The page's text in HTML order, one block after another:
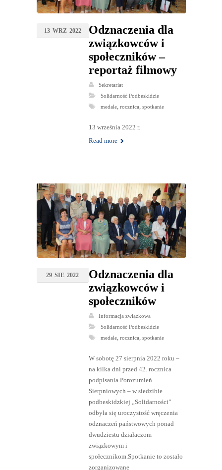
13 WRZ 2022
Odznaczenia dla
związkowców i
społeczników –
reportaż filmowy
Sekretariat
Solidarność Podbeskidzie
medale, rocznica spotkanie
13 września 2022 r.
Read more
29 SIE 2022
Odznaczenia dla
związkowców i
społeczników
Informacja związkowa
Solidarność Podbeskidzie
medale, rocznica, spotkanie
W sobotę 27 sierpnia 2022 roku –
na kilka dni przed 42. rocznica
podpisania Porozumień
Sierpniowych – w siedzibie
podbeskidzkiej „Solidarności”
odbyła się uroczystość wręczenia
odznaczeń państwowych ponad
dwudziestu działaczom
związkowym i
społecznikom.Spotkanie to zostało
zorganizowane